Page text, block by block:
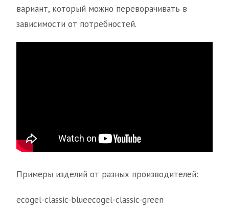
вариант, который можно переворачивать в
зависимости от потребностей.
Примеры изделий от разных производителей:
ecogel-classic-blueecogel-classic-green